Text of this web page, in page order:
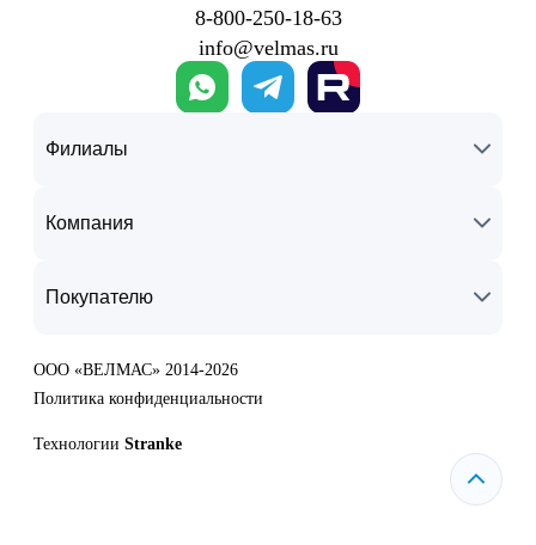
8‑800‑250‑18‑63
info@velmas.ru
Филиалы
Компания
Покупателю
ООО «ВЕЛМАС» 2014-2026
Политика конфиденциальности
Технологии Stranke